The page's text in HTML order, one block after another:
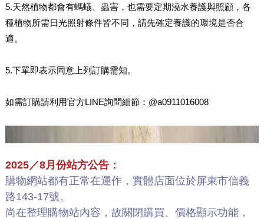
5.天然植物都會有螞蟻、蟲害，也需要定期澆水養護與照顧，各
種植物所需日光照射條件皆不同，請先確定養護的環境是否合
適。
5.下單即表示同意上列訂購需知。
如需訂購請利用官方LINE詢問細節：@a0911016008
2025／8月份站方公告：
購物網站都有正常在運作，實體店面位於屏東市信義
路143-17號。
尚在整理購物站內容，故關閉購買、價格顯示功能，